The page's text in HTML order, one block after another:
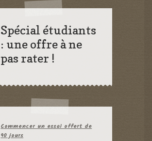
Spécial étudiants
: une offre à ne
pas rater !
Commencer un essai offert de
90 jours